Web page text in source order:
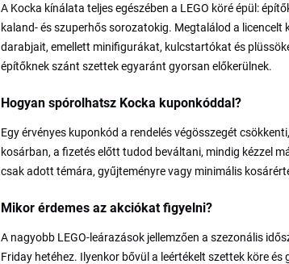
A Kocka kínálata teljes egészében a LEGO köré épül:
kaland- és szuperhős sorozatokig. Megtalálod a
darabjait, emellett minifigurákat, kulcstartókat és
építőknek szánt szettek egyaránt gyorsan előkerülnek.
Hogyan spórolhatsz Kocka kuponkóddal?
Egy érvényes kuponkód a rendelés végösszegét
kosárban, a fizetés előtt tudod beváltani, mindig kézzel
csak adott témára, gyűjteményre vagy minimális
Mikor érdemes az akciókat figyelni?
A nagyobb LEGO-leárazások jellemzően a szezonális
Friday hetéhez. Ilyenkor bővül a leértékelt szettek köre